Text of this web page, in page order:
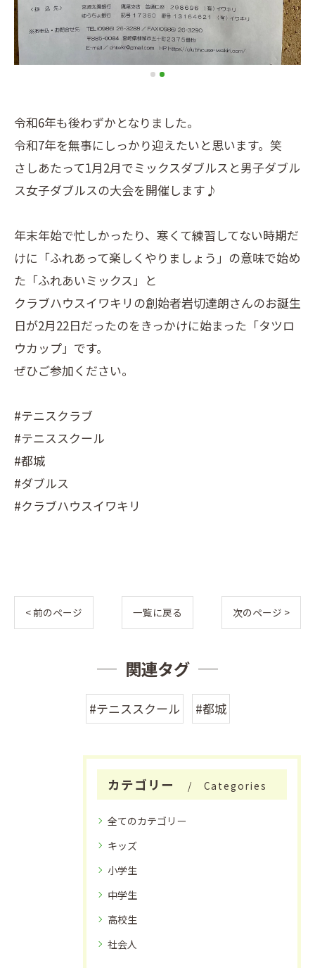
令和6年も後わずかとなりました。
令和7年を無事にしっかり迎えたいと思います。笑
さしあたって1月2月でミックスダブルスと男子ダブル
ス女子ダブルスの大会を開催します♪
年末年始で忙しかったり、寒くて練習してない時期だ
けに「ふれあって楽しくやりましょう」の意味で始め
た「ふれあいミックス」と
クラブハウスイワキリの創始者岩切達朗さんのお誕生
日が2月22日だったのをきっかけに始まった「タツロ
ウカップ」です。
ぜひご参加ください。
#テニスクラブ
#テニススクール
#都城
#ダブルス
#クラブハウスイワキリ
< 前のページ 一覧に戻る 次のページ >
関連タグ
#テニススクール #都城
カテゴリー Categories
全てのカテゴリー
キッズ
小学生
中学生
高校生
社会人